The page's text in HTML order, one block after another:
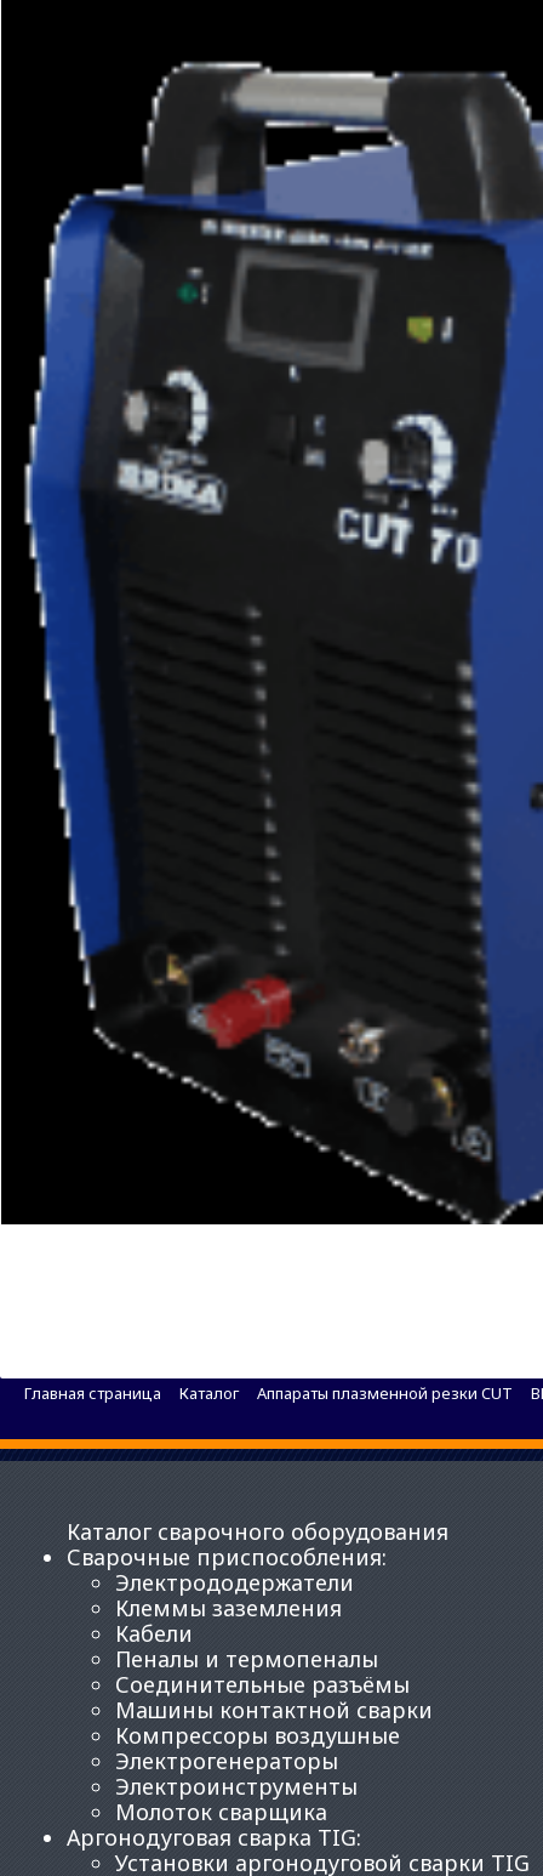
Главная страница Каталог Аппараты плазменной резки CUT
Каталог сварочного оборудования
Сварочные приспособления:
Электрододержатели
Клеммы заземления
Кабели
Пеналы и термопеналы
Соединительные разъёмы
Машины контактной сварки
Компрессоры воздушные
Электрогенераторы
Электроинструменты
Молоток сварщика
Аргонодуговая сварка TIG:
Установки аргонодуговой сварки TIG